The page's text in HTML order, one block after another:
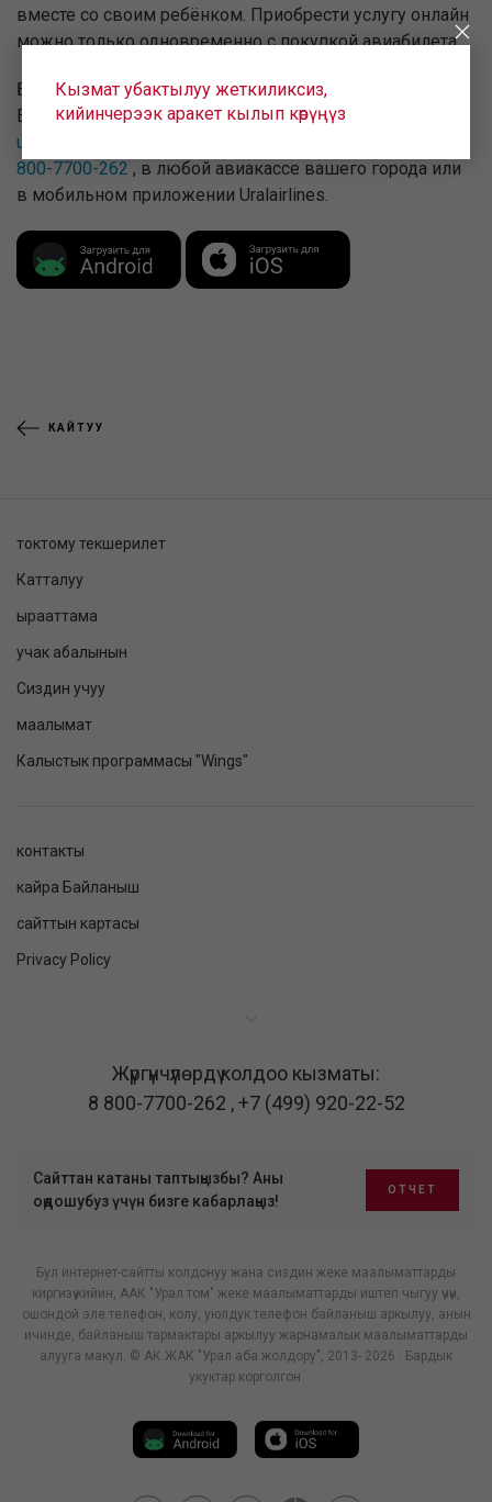
вместе со своим ребёнком. Приобрести услугу онлайн
можно только одновременно с покупкой авиабилета.
Билеты по маршруту Екатеринбург – Калининград –
Екатеринбург уже в продаже на нашем сайте
uralairlines.ru
800-7700-262 , в любой авиакассе вашего города или
в мобильном приложении Uralairlines.
КАЙТУУ
Кызмат убактылуу жеткиликсиз,
кийинчерээк аракет кылып көрүңүз
токтому текшерилет
Катталуу
ырааттама
учак абалынын
Сиздин учуу
маалымат
Калыстык программасы "Wings"
контакты
кайра Байланыш
сайттын картасы
Privacy Policy
Жүргүнчүлөрдү колдоо кызматы:
8 800-7700-262 ,+7 (499) 920-22-52
Сайттан катаны таптыңызбы? Аны
оңдошубуз үчүн бизге кабарлаңыз!
ОТЧЕТ
Бул интернет-сайтты колдонуу жана сиздин жеке маалыматтарды
киргизүү кийин, ААК "Урал том" жеке маалыматтарды иштеп чыгуу үчүн,
ошондой эле телефон, колу, уюлдук телефон байланыш аркылуу, анын
ичинде, байланыш тармактары аркылуу жарнамалык маалыматтарды
алууга макул. © АК ЖАК "Урал аба жолдору", 2013- 2026 . Бардык
укуктар корголгон.